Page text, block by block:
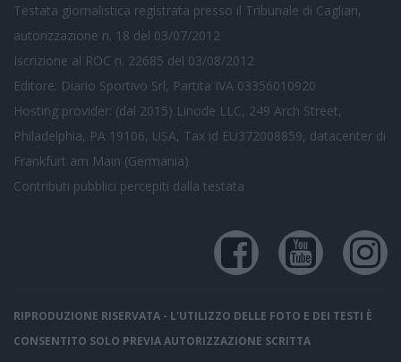
Testata giornalistica registrata presso il Tribunale di Cagliari,
autorizzazione n. 18 del 03/07/2012
Iscrizione al ROC n. 22685 del 03/08/2012
Editore: Diario Sportivo Srl, Partita IVA 03356010920
Hosting provider: (dal 2015) Linode LLC, 249 Arch Street,
Philadelphia, PA 19106, USA, Tax id EU372008859, datacenter di
Frankfurt am Main (Germania)
Contributi pubblici percepiti dalla testata
RIPRODUZIONE RISERVATA - L'UTILIZZO DELLE FOTO E DEI TESTI È
CONSENTITO SOLO PREVIA AUTORIZZAZIONE SCRITTA